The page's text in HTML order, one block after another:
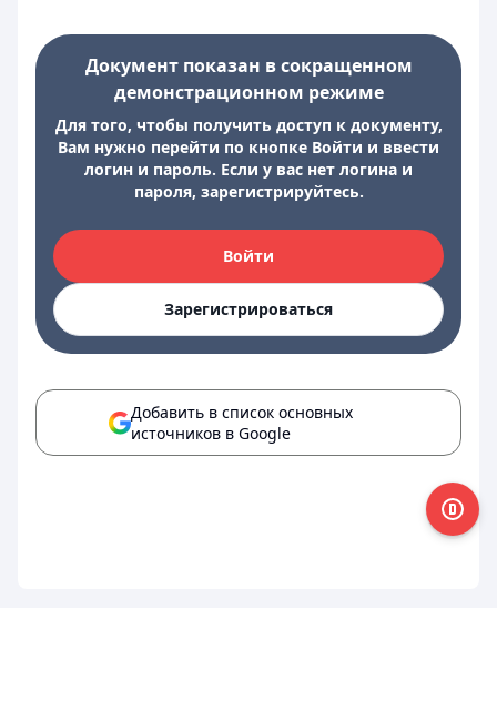
Документ показан в сокращенном
демонстрационном режиме
Для того, чтобы получить доступ к документу,
Вам нужно перейти по кнопке Войти и ввести
логин и пароль. Если у вас нет логина и
пароля, зарегистрируйтесь.
Войти
Зарегистрироваться
Добавить в список основных
источников в Google